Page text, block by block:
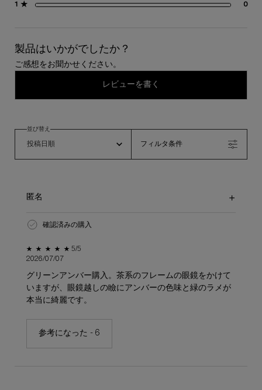
1 ★ 00 と
製品はいかがでしたか？
ご感想をお聞かせください。
レビューを書く
並び替え
フィルタ条件
匿名
確認済みの購入
5星中5。 5/5
2026/07/07
グリーンアンバー購入。茶系のフレームの眼鏡をかけて
いますが、眼鏡越しの瞼にアンバーの色味と緑のラメが
本当に綺麗です。
参考になった - 6